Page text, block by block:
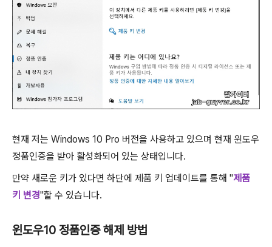
현재 저는 Windows 10 Pro 버전을 사용하고 있으며 현재 윈도우
정품인증을 받아 활성화되어 있는 상태입니다.
만약 새로운 키가 있다면 하단에 제품 키 업데이트를 통해 "제품
키 변경"할 수 있습니다.
윈도우10 정품인증 해제 방법